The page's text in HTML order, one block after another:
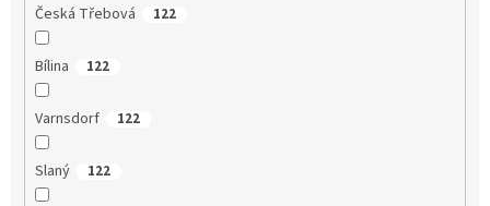
Česká Třebová 122
Bílina 122
Varnsdorf 122
Slaný 122